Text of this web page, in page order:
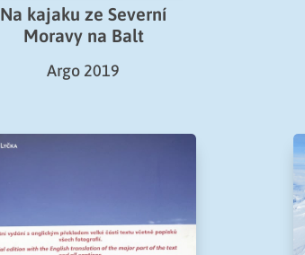
Na kajaku ze Severní
Moravy na Balt
Argo 2019